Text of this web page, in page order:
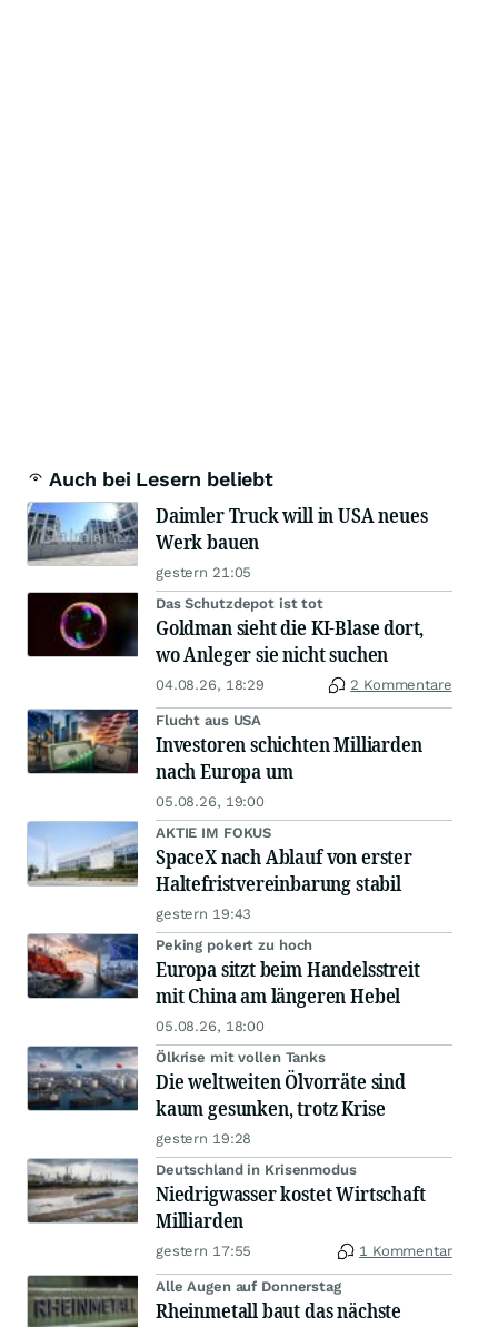
Auch bei Lesern beliebt
Daimler Truck will in USA neues
Werk bauen
gestern 21:05
Das Schutzdepot ist tot
Goldman sieht die KI-Blase dort,
wo Anleger sie nicht suchen
04.08.26, 18:29 2 Kommentare
Flucht aus USA
Investoren schichten Milliarden
nach Europa um
05.08.26, 19:00
AKTIE IM FOKUS
SpaceX nach Ablauf von erster
Haltefristvereinbarung stabil
gestern 19:43
Peking pokert zu hoch
Europa sitzt beim Handelsstreit
mit China am längeren Hebel
05.08.26, 18:00
Ölkrise mit vollen Tanks
Die weltweiten Ölvorräte sind
kaum gesunken, trotz Krise
gestern 19:28
Deutschland in Krisenmodus
Niedrigwasser kostet Wirtschaft
Milliarden
gestern 17:55 1 Kommentar
Alle Augen auf Donnerstag
Rheinmetall baut das nächste